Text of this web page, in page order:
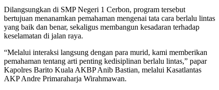
Dilangsungkan di SMP Negeri 1 Cerbon, program tersebut
bertujuan menanamkan pemahaman mengenai tata cara berlalu lintas
yang baik dan benar, sekaligus membangun kesadaran terhadap
keselamatan di jalan raya.
“Melalui interaksi langsung dengan para murid, kami memberikan
pemahaman tentang arti penting kedisiplinan berlalu lintas,” papar
Kapolres Barito Kuala AKBP Anib Bastian, melalui Kasatlantas
AKP Andre Primaraharja Wirahmawan.